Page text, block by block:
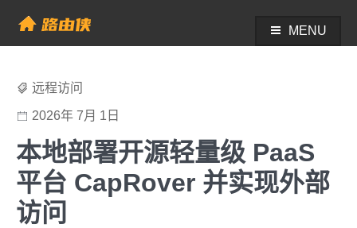
content
帮助中心 - 路由侠
MENU
远程访问
2026年 7月 1日
本地部署开源轻量级 PaaS
平台 CapRover 并实现外部
访问